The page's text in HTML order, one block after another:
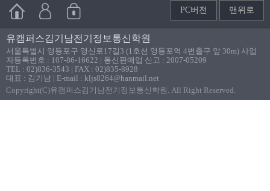
PC버전 맨위로
유캠퍼스김기남전기정보통신학원
서울특별시 영등포구 영신로17길3 (1호선 영등포역 4번출구 앞 30m) 사업
자등록번호 : 107-86-16622 | 통신판매업 신고 : 2007-05209
TEL : 02)836-3543 | FAX : 02)835-8928
대표 : 김기남 | E-mail : kljs8264@hanmail.net
Copyright(C)유캠퍼스김기남전기정보통신학원. All Right Reserved.